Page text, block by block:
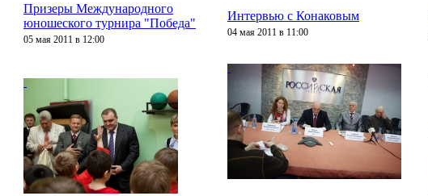
Призеры Международного
юношеского турнира "Победа"
05 мая 2011 в 12:00
Интервью с Конаковым
04 мая 2011 в 11:00